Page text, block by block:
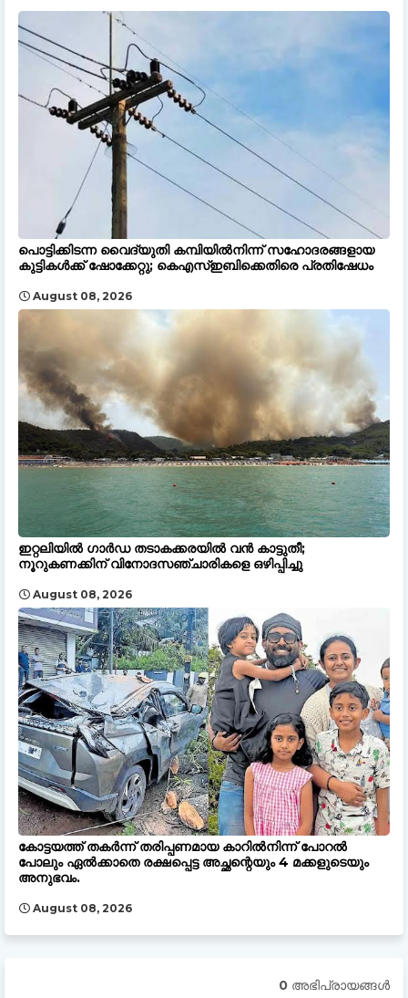
പൊട്ടിക്കിടന്ന വൈദ്യുതി കമ്പിയിൽനിന്ന് സഹോദരങ്ങളായ
കുട്ടികൾക്ക് ഷോക്കേറ്റു; കെഎസ്ഇബിക്കെതിരെ പ്രതിഷേധം
August 08, 2026
ഇറ്റലിയിൽ ഗാർഡ തടാകക്കരയിൽ വൻ കാട്ടുതീ;
നൂറുകണക്കിന് വിനോദസഞ്ചാരികളെ ഒഴിപ്പിച്ചു
August 08, 2026
കോട്ടയത്ത് തകർന്ന് തരിപ്പണമായ കാറിൽനിന്ന് പോറൽ
പോലും ഏൽക്കാതെ രക്ഷപ്പെട്ട അച്ഛന്റെയും 4 മക്കളുടെയും
അനുഭവം.
August 08, 2026
0 അഭിപ്രായങ്ങള്‍